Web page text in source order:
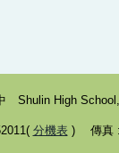
Shulin High
分機表) 傳真